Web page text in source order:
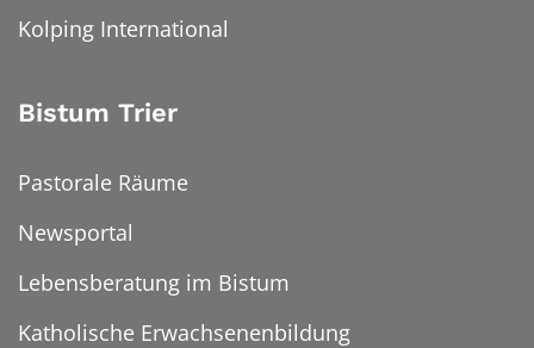
Kolping International
Bistum Trier
Pastorale Räume
Newsportal
Lebensberatung im Bistum
Katholische Erwachsenenbildung